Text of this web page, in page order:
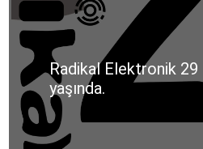
Radikal Elektronik 29
yaşında.